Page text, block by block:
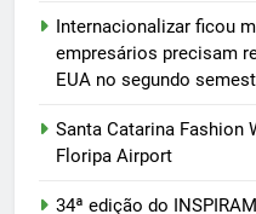
Internacionalizar ficou
empresários precisam
EUA no segundo
Santa Catarina Fashion
Floripa Airport
34ª edição do